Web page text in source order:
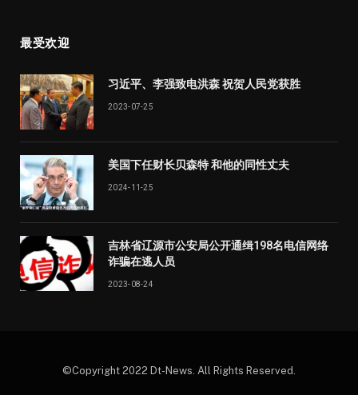
最受欢迎
习近平、李强致电洪森 祝贺人民党获胜
2023-07-25
美国下任财长贝森特 和他的同性丈夫
2024-11-25
吉林省辽源市公安局公开通缉198名电信网络
诈骗在逃人员
2023-08-24
©Copyright 2022 Dt-News. All Rights Reserved.